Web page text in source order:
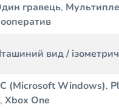
гравець,
вид /
(Microsoft Windows),
, Xbox One